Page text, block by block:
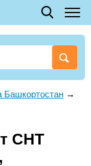
Башкортостан →
СНТ